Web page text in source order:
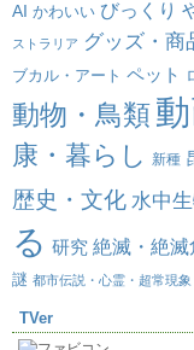
AI かわいい びっくり
ストラリア グッズ・商
ブカル・アート ペット
動物・鳥類
康・暮らし
新種
歴史・文化 水中
る 研究 絶滅・絶
謎 都市伝説・心霊・超常現象
TVer